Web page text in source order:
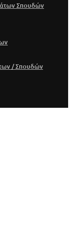
Σπουδών
/ Σπουδών